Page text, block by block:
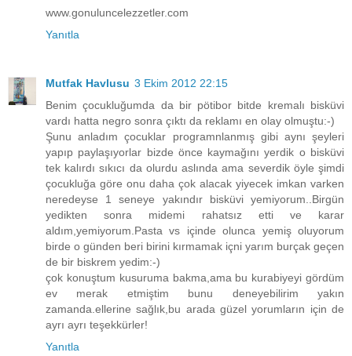
www.gonuluncelezzetler.com
Yanıtla
Mutfak Havlusu 3 Ekim 2012 22:15
Benim çocukluğumda da bir pötibor bitde kremalı bisküvi
vardı hatta negro sonra çıktı da reklamı en olay olmuştu:-)
Şunu anladım çocuklar programnlanmış gibi aynı şeyleri
yapıp paylaşıyorlar bizde önce kaymağını yerdik o bisküvi
tek kalırdı sıkıcı da olurdu aslında ama severdik öyle şimdi
çocukluğa göre onu daha çok alacak yiyecek imkan varken
neredeyse 1 seneye yakındır bisküvi yemiyorum..Birgün
yedikten sonra midemi rahatsız etti ve karar
aldım,yemiyorum.Pasta vs içinde olunca yemiş oluyorum
birde o günden beri birini kırmamak içni yarım burçak geçen
de bir biskrem yedim:-)
çok konuştum kusuruma bakma,ama bu kurabiyeyi gördüm
ev merak etmiştim bunu deneyebilirim yakın
zamanda.ellerine sağlık,bu arada güzel yorumların için de
ayrı ayrı teşekkürler!
Yanıtla